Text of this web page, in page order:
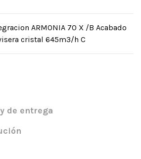
ARMONIA 70 X /B Acabado
cristal 645m3/h C
de entrega